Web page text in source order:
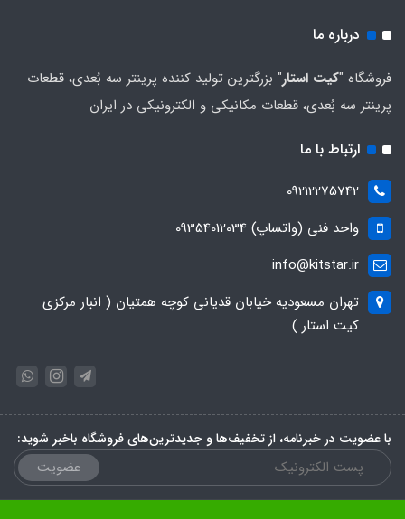
درباره ما
فروشگاه "کیت استار" بزرگترین تولید کننده پرینتر سه بُعدی، قطعات
پرینتر سه بُعدی، قطعات مکانیکی و الکترونیکی در ایران
ارتباط با ما
09212275742
واحد فنی (واتساپ) 09354012034
info@kitstar.ir
تهران مسعودیه خیابان قدیانی کوچه همتیان ( انبار مرکزی
کیت استار )
با عضویت در خبرنامه، از تخفیف‌ها و جدیدترین‌های فروشگاه باخبر شوید:
عضویت